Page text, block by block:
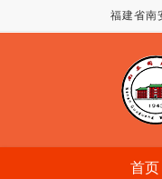
福建省南
首页